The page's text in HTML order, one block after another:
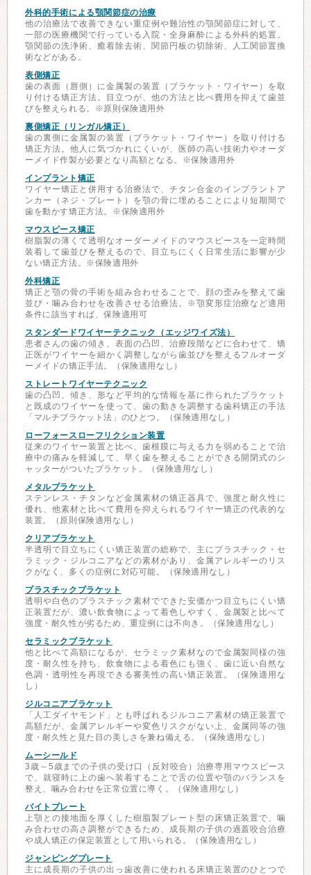
外科的手術による顎関節症の治療
他の治療法で改善できない重症例や難治性の顎関節症に対して、
一部の医療機関で行っている入院・全身麻酔による外科的処置。
顎関節の洗浄術、癒着除去術、関節円板の切除術、人工関節置換
術などがある。
表側矯正
歯の表面（唇側）に金属製の装置（ブラケット・ワイヤー）を取
り付ける矯正方法。目立つが、他の方法と比べ費用を抑えて歯並
びを整えられる。※原則保険適用外
裏側矯正（リンガル矯正）
歯の裏側に金属製の装置（ブラケット・ワイヤー）を取り付ける
矯正方法。他人に気づかれにくいが、医師の高い技術力やオーダ
ーメイド作製が必要となり高額となる。※保険適用外
インプラント矯正
ワイヤー矯正と併用する治療法で、チタン合金のインプラントア
ンカー（ネジ・プレート）を顎の骨に埋めることにより短期間で
歯を動かす矯正方法。※保険適用外
マウスピース矯正
樹脂製の薄くて透明なオーダーメイドのマウスピースを一定時間
装着して歯並びを整えるので、目立ちにくく日常生活に影響が少
ない矯正方法。※保険適用外
外科矯正
矯正と顎の骨の手術を組み合わせることで、顔の歪みを整えて歯
並び・噛み合わせを改善させる治療法。※顎変形症治療など適用
条件に該当すれば、保険適用可
スタンダードワイヤーテクニック（エッジワイズ法）
患者さんの歯の傾き、表面の凸凹、治療段階などに合わせて、矯
正医がワイヤーを細かく調整しながら歯並びを整えるフルオーダ
ーメイドの矯正手法。（保険適用なし）
ストレートワイヤーテクニック
歯の凸凹、傾き、形など平均的な情報を基に作られたブラケット
と既成のワイヤーを使って、歯の動きを調整する歯科矯正の手法
「マルチブラケット法」のひとつ。（保険適用なし）
ローフォースローフリクション装置
従来のワイヤー装置と比べ、歯根膜に与える力を弱めることで治
療中の痛みを軽減して、早く歯を整えることができる開閉式のシ
ャッターがついたブラケット。（保険適用なし）
メタルブラケット
ステンレス・チタンなど金属素材の矯正器具で、強度と耐久性に
優れ、他素材と比べて費用を抑えられるワイヤー矯正の代表的な
装置。（原則保険適用なし）
クリアブラケット
半透明で目立ちにくい矯正装置の総称で、主にプラスチック・セ
ラミック・ジルコニアなどの素材があり、金属アレルギーのリス
クがなく、多くの症例に対応可能。（保険適用なし）
プラスチックブラケット
透明や白色のプラスチック素材でできた安価かつ目立ちにくい矯
正装置だが、濃い飲食物によって着色しやすく、金属製と比べて
強度・耐久性が劣るため、重症例には不向き。（保険適用なし）
セラミックブラケット
他と比べて高額になるが、セラミック素材なので金属製同様の強
度・耐久性を持ち、飲食物による着色にも強く、歯に近い自然な
色調・透明性を再現できる審美性の高い矯正装置。（保険適用な
し）
ジルコニアブラケット
「人工ダイヤモンド」とも呼ばれるジルコニア素材の矯正装置で
高額だが、金属アレルギーや変色リスクがない上、金属同等の強
度・耐久性と見た目の美しさを兼ね備える。（保険適用なし）
ムーシールド
3歳～5歳までの子供の受け口（反対咬合）治療専用マウスピース
で、就寝時に上の歯へ装着することで舌の位置や顎のバランスを
整え、噛み合わせを正常位置に導く。（保険適用なし）
バイトプレート
上顎との接地面を厚くした樹脂製プレート型の床矯正装置で、噛
み合わせの高さ調整ができるため、成長期の子供の過蓋咬合治療
や成人矯正の保定装置として用いられる。（保険適用なし）
ジャンピングプレート
主に成長期の子供の出っ歯改善に使われる床矯正装置のひとつで